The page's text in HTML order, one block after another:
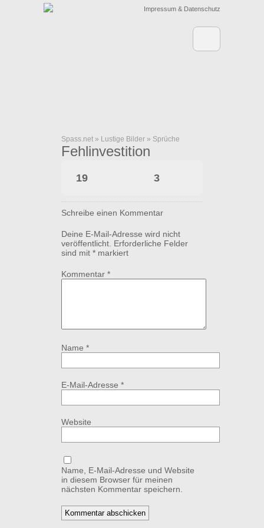
Impressum & Datenschutz
Spass.net » Lustige Bilder » Sprüche
Fehlinvestition
19 3
Schreibe einen Kommentar
Deine E-Mail-Adresse wird nicht
veröffentlicht. Erforderliche Felder
sind mit * markiert
Kommentar *
Name *
E-Mail-Adresse *
Website
Name, E-Mail-Adresse und Website
in diesem Browser für meinen
nächsten Kommentar speichern.